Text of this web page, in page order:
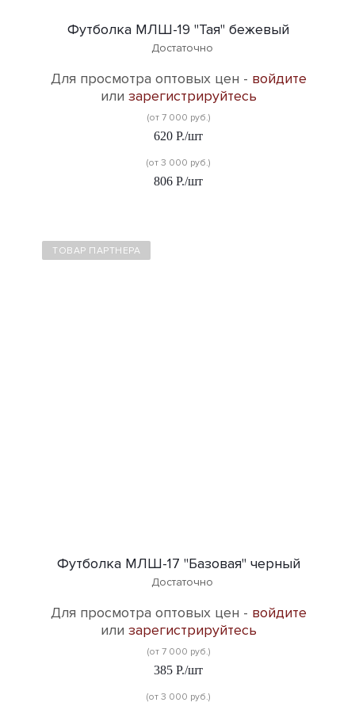
Футболка МЛШ-19 "Тая" бежевый
Достаточно
Для просмотра оптовых цен - войдите
или зарегистрируйтесь
(от 7 000 руб.)
620 Р./шт
(от 3 000 руб.)
806 Р./шт
ТОВАР ПАРТНЕРА
Футболка МЛШ-17 "Базовая" черный
Достаточно
Для просмотра оптовых цен - войдите
или зарегистрируйтесь
(от 7 000 руб.)
385 Р./шт
(от 3 000 руб.)